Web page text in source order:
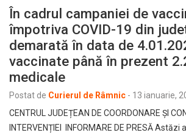
În cadrul campaniei de
împotriva COVID-19 din
demarată în data de
vaccinate până în prezent
medicale
Postat de Curierul de Râmnic - 13 ianuarie,
CENTRUL JUDEȚEAN DE COORDONARE ȘI
INTERVENȚIEI INFORMARE DE PRESĂ